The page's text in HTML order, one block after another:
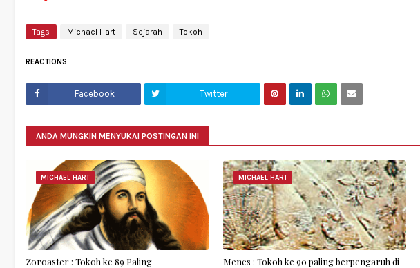
Tags Michael Hart Sejarah Tokoh
REACTIONS
Facebook Twitter
ANDA MUNGKIN MENYUKAI POSTINGAN INI
MICHAEL HART
Zoroaster : Tokoh ke 89 Paling
MICHAEL HART
Menes : Tokoh ke 90 paling berpengaruh di